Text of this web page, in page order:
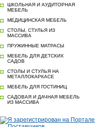
ШКОЛЬНАЯ И АУДИТОРНАЯ
МЕБЕЛЬ
МЕДИЦИНСКАЯ МЕБЕЛЬ
СТОЛЫ, СТУЛЬЯ ИЗ
МАССИВА
ПРУЖИННЫЕ МАТРАСЫ
МЕБЕЛЬ ДЛЯ ДЕТСКИХ
САДОВ
СТОЛЫ И СТУЛЬЯ НА
МЕТАЛЛОКАРКАСЕ
МЕБЕЛЬ ДЛЯ ГОСТИНИЦ
САДОВАЯ И ДАЧНАЯ МЕБЕЛЬ
ИЗ МАССИВА